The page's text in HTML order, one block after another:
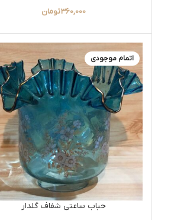
360,000تومان
اتمام موجودی
حباب ساعتی شفاف گلدار